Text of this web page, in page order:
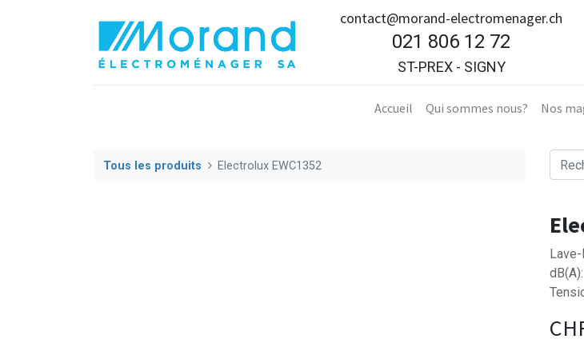
contact@morand-electromenager.ch
021 806 12 72
ST-PREX - SIGNY
Accueil​ Qui sommes nous? Nos
Tous les produits Electrolux EWC1352
Lave-